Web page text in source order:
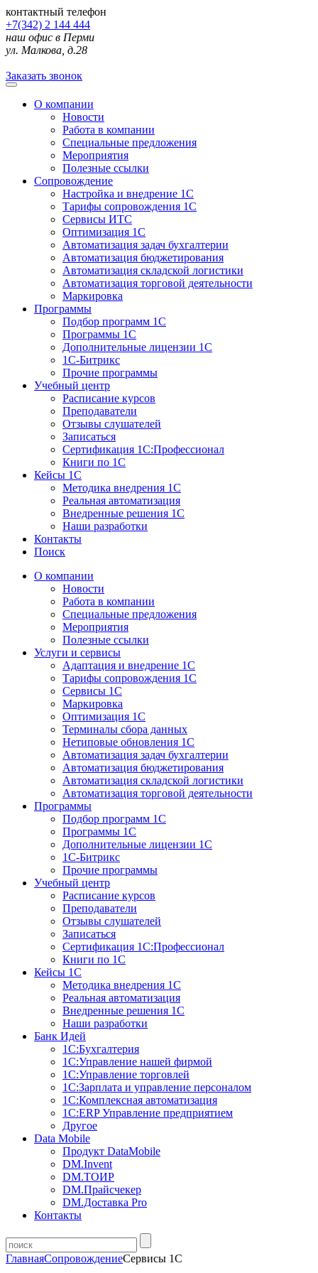
контактный телефон
+7(342) 2 144 444
наш офис в Перми
ул. Малкова, д.28
Заказать звонок
О компании
Новости
Работа в компании
Специальные предложения
Мероприятия
Полезные ссылки
Сопровождение
Настройка и внедрение 1С
Тарифы сопровождения 1С
Сервисы ИТС
Оптимизация 1С
Автоматизация задач бухгалтерии
Автоматизация бюджетирования
Автоматизация складской логистики
Автоматизация торговой деятельности
Маркировка
Программы
Подбор программ 1С
Программы 1С
Дополнительные лицензии 1С
1С-Битрикс
Прочие программы
Учебный центр
Расписание курсов
Преподаватели
Отзывы слушателей
Записаться
Сертификация 1С:Профессионал
Книги по 1С
Кейсы 1С
Методика внедрения 1С
Реальная автоматизация
Внедренные решения 1С
Наши разработки
Контакты
Поиск
О компании
Новости
Работа в компании
Специальные предложения
Мероприятия
Полезные ссылки
Услуги и сервисы
Адаптация и внедрение 1С
Тарифы сопровождения 1С
Сервисы 1С
Маркировка
Оптимизация 1С
Терминалы сбора данных
Нетиповые обновления 1С
Автоматизация задач бухгалтерии
Автоматизация бюджетирования
Автоматизация складской логистики
Автоматизация торговой деятельности
Программы
Подбор программ 1С
Программы 1С
Дополнительные лицензии 1С
1С-Битрикс
Прочие программы
Учебный центр
Расписание курсов
Преподаватели
Отзывы слушателей
Записаться
Сертификация 1С:Профессионал
Книги по 1С
Кейсы 1С
Методика внедрения 1С
Реальная автоматизация
Внедренные решения 1С
Наши разработки
Банк Идей
1С:Бухгалтерия
1С:Управление нашей фирмой
1С:Управление торговлей
1С:Зарплата и управление персоналом
1С:Комплексная автоматизация
1С:ERP Управление предприятием
Другое
Data Mobile
Продукт DataMobile
DM.Invent
DM.ТОИР
DM.Прайсчекер
DM.Доставка Pro
Контакты
ГлавнаяСопровождениеСервисы 1С